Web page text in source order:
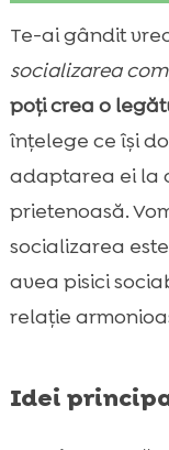

 Cum să
 Trucuri

 Etape
diferite
Tehnici
noi
sănătatea
Te-ai gândit
socializarea
poți crea o
înțelege ce își
adaptarea ei la
prietenoasă.
socializarea
avea pisici
relație
Idei